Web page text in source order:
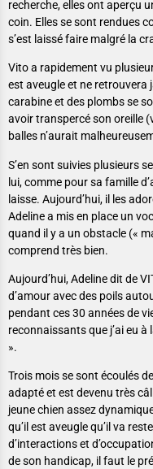
recherche, elles ont aperçu
coin. Elles se sont rendues
s’est laissé faire malgré la
Vito a rapidement vu
est aveugle et ne retrouvera
carabine et des plombs se
avoir transpercé son oreille
balles n’aurait
S’en sont suivies plusieurs
lui, comme pour sa famille
laisse. Aujourd’hui, il les
Adeline a mis en place un
quand il y a un obstacle («
comprend très bien.
Aujourd’hui, Adeline dit de
d’amour avec des poils
pendant ces 30 années de
reconnaissants que j’ai eu
».
Trois mois se sont écoulés
adapté et est devenu très
jeune chien assez
qu’il est aveugle qu’il va
d’interactions et
de son handicap, il faut le